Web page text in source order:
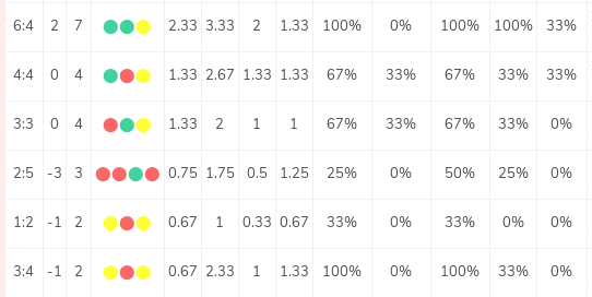
6:4 2 7 ⬤⬤⬤ 2.33 3.33 2 1.33 100% 0% 100% 100% 33%
4:4 0 4 ⬤⬤⬤ 1.33 2.67 1.33 1.33 67% 33% 67% 33% 33%
3:3 0 4 ⬤⬤⬤ 1.33 2 1 1 67% 33% 67% 33% 0%
2:5 -3 3 ⬤⬤⬤⬤ 0.75 1.75 0.5 1.25 25% 0% 50% 25% 0%
1:2 -1 2 ⬤⬤⬤ 0.67 1 0.33 0.67 33% 0% 33% 0% 0%
3:4 -1 2 ⬤⬤⬤ 0.67 2.33 1 1.33 100% 0% 100% 33% 0%